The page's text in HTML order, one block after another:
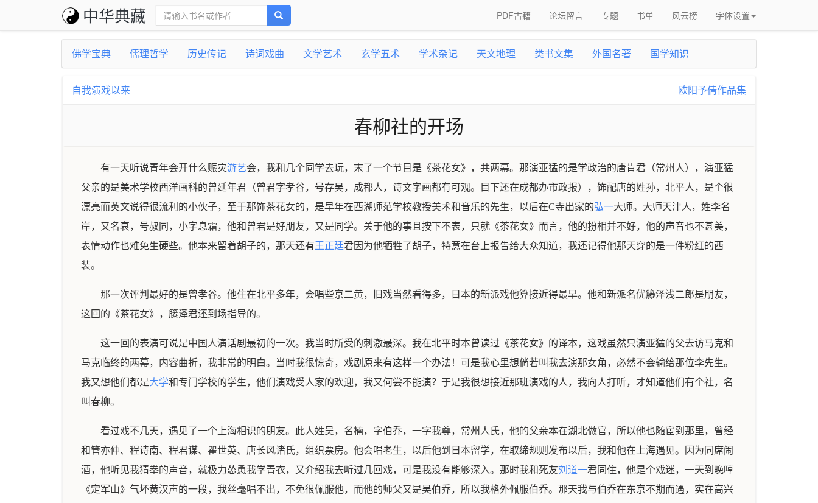
中华典藏 PDF古籍 论坛留言 专题 书单 风云榜 字体设置
佛学宝典 儒理哲学 历史传记 诗词戏曲 文学艺术 玄学五术 学术杂记 天文地理 类书文集 外国名著 国学知识
自我演戏以来 欧阳予倩作品集
春柳社的开场
有一天听说青年会开什么赈灾游艺会，我和几个同学去玩，末了一个节目是《茶花女》，共两幕。那演亚猛的是学政治的唐肯君（常州人），演亚猛
父亲的是美术学校西洋画科的曾延年君（曾君字孝谷，号存吴，成都人，诗文字画都有可观。目下还在成都办市政报），饰配唐的姓孙，北平人，是个很
漂亮而英文说得很流利的小伙子，至于那饰茶花女的，是早年在西湖师范学校教授美术和音乐的先生，以后在C寺出家的弘一大师。大师天津人，姓李名
岸，又名哀，号叔同，小字息霜，他和曾君是好朋友，又是同学。关于他的事且按下不表，只就《茶花女》而言，他的扮相并不好，他的声音也不甚美，
表情动作也难免生硬些。他本来留着胡子的，那天还有王正廷君因为他牺牲了胡子，特意在台上报告给大众知道，我还记得他那天穿的是一件粉红的西
装。
那一次评判最好的是曾孝谷。他住在北平多年，会唱些京二黄，旧戏当然看得多，日本的新派戏他算接近得最早。他和新派名优籐泽浅二郎是朋友，
这回的《茶花女》，籐泽君还到场指导的。
这一回的表演可说是中国人演话剧最初的一次。我当时所受的刺激最深。我在北平时本曾读过《茶花女》的译本，这戏虽然只演亚猛的父去访马克和
马克临终的两幕，内容曲折，我非常的明白。当时我很惊奇，戏剧原来有这样一个办法！可是我心里想倘若叫我去演那女角，必然不会输给那位李先生。
我又想他们都是大学和专门学校的学生，他们演戏受人家的欢迎，我又何尝不能演？于是我很想接近那班演戏的人，我向人打听，才知道他们有个社，名
叫春柳。
看过戏不几天，遇见了一个上海相识的朋友。此人姓吴，名楠，字伯乔，一字我尊，常州人氏，他的父亲本在湖北做官，所以他也随宦到那里，曾经
和管亦仲、程诗南、程君谋、瞿世英、唐长风诸氏，组织票房。他会唱老生，以后他到日本留学，在取缔规则发布以后，我和他在上海遇见。因为同席闹
酒，他听见我猜拳的声音，就极力怂恿我学青衣，又介绍我去听过几回戏，可是我没有能够深入。那时我和死友刘道一君同住，他是个戏迷，一天到晚哼
《定军山》气坏黄汉声的一段，我丝毫唱不出，不免很佩服他，而他的师父又是吴伯乔，所以我格外佩服伯乔。那天我与伯乔在东京不期而遇，实在高兴